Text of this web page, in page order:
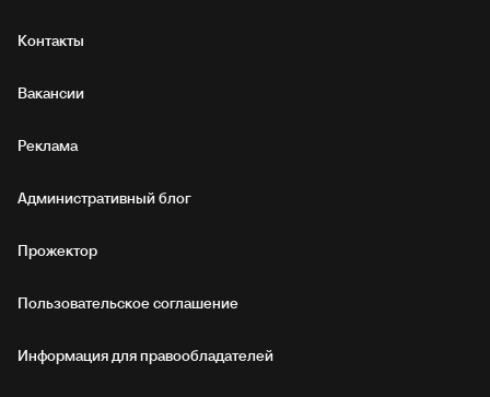
Контакты
Вакансии
Реклама
Административный блог
Прожектор
Пользовательское соглашение
Информация для правообладателей